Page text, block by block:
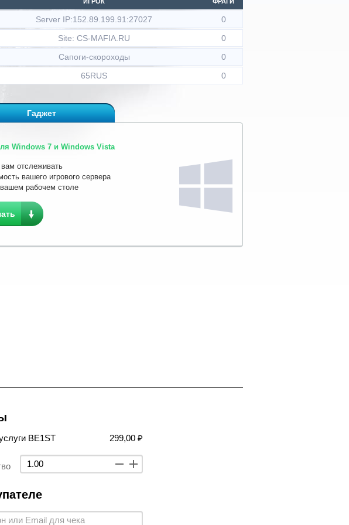
Server IP:152.89.199.91:27027
0
Site: CS-MAFIA.RU
0
Сапоги-скороходы
0
65RUS 0
Гаджет
Windows 7 и Windows Vista
отслеживать
вашего игрового сервера
рабочем столе
BE1ST 299,00 ₽